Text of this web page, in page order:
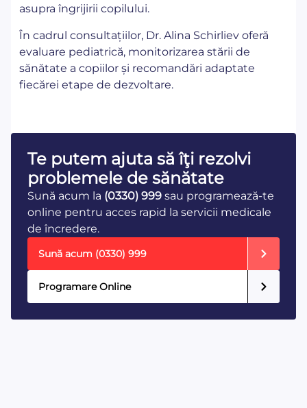
asupra îngrijirii copilului.
În cadrul consultațiilor, Dr. Alina Schirliev oferă
evaluare pediatrică, monitorizarea stării de
sănătate a copiilor și recomandări adaptate
fiecărei etape de dezvoltare.
Te putem ajuta să îţi rezolvi
problemele de sănătate
Sună acum la (0330) 999 sau programează-te
online pentru acces rapid la servicii medicale
de încredere.
Sună acum (0330) 999
Programare Online